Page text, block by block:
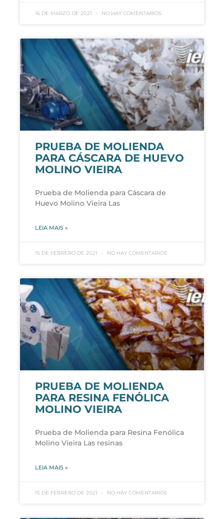
16 DE MARZO DE 2021 NO HAY COMENTARIOS
PRUEBA DE MOLIENDA
PARA CÁSCARA DE HUEVO
MOLINO VIEIRA
Prueba de Molienda para Cáscara de
Huevo Molino Vieira Las
LEIA MAIS »
15 DE FEBRERO DE 2021 NO HAY COMENTARIOS
PRUEBA DE MOLIENDA
PARA RESINA FENÓLICA
MOLINO VIEIRA
Prueba de Molienda para Resina Fenólica
Molino Vieira Las resinas
LEIA MAIS »
15 DE FEBRERO DE 2021 NO HAY COMENTARIOS